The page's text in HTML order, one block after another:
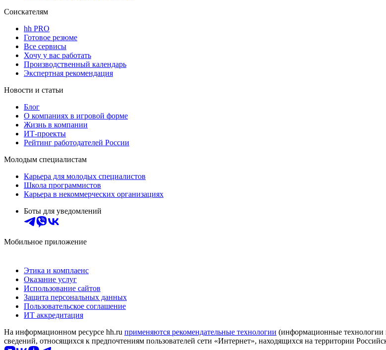
Соискателям
hh PRO
Готовое резюме
Все сервисы
Хочу у вас работать
Производственный календарь
Экспертная рекомендация
Новости и статьи
Блог
О компаниях в игровой форме
Жизнь в компании
ИТ-проекты
Рейтинг работодателей России
Молодым специалистам
Карьера для молодых специалистов
Школа программистов
Карьера в некоммерческих организациях
Боты для уведомлений
Мобильное приложение
Этика и комплаенс
Оказание услуг
Использование сайтов
Защита персональных данных
Пользовательское соглашение
ИТ аккредитация
На информационном ресурсе hh.ru применяются рекомендательные технологии (информационные технологии
сведений, относящихся к предпочтениям пользователей сети «Интернет», находящихся на территории